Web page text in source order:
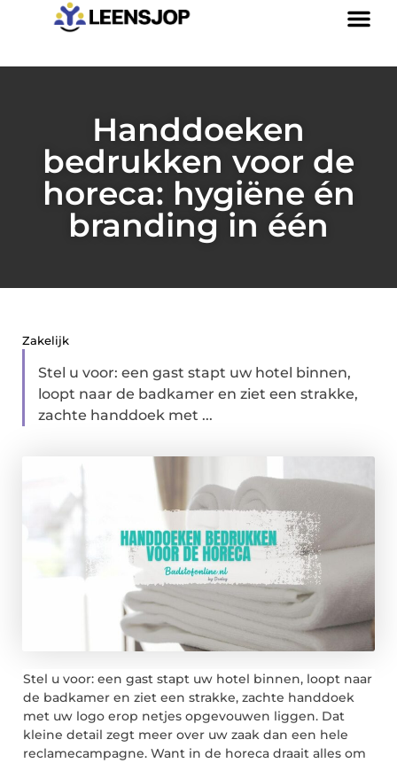
Handdoeken
bedrukken voor de
horeca: hygiëne én
branding in één
Zakelijk
Stel u voor: een gast stapt uw hotel binnen,
loopt naar de badkamer en ziet een strakke,
zachtе handdoek met ...
Stel u voor: een gast stapt uw hotel binnen, loopt naar
de badkamer en ziet een strakke, zachtе handdoek
met uw logo erop netjes opgevouwen liggen. Dat
kleine detail zegt meer over uw zaak dan een hele
reclamecampagne. Want in de horeca draait alles om